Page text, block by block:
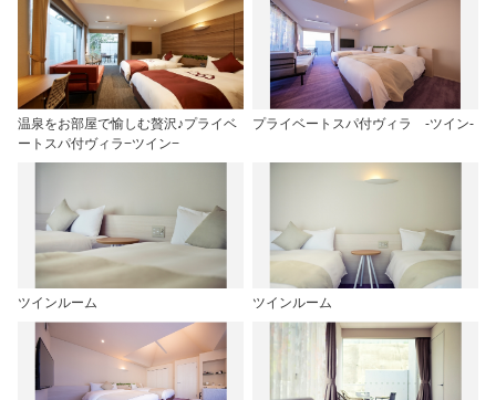
温泉をお部屋で愉しむ贅沢♪プライベ
ートスパ付ヴィラ−ツイン−
プライベートスパ付ヴィラ -ツイン‐
ツインルーム ツインルーム